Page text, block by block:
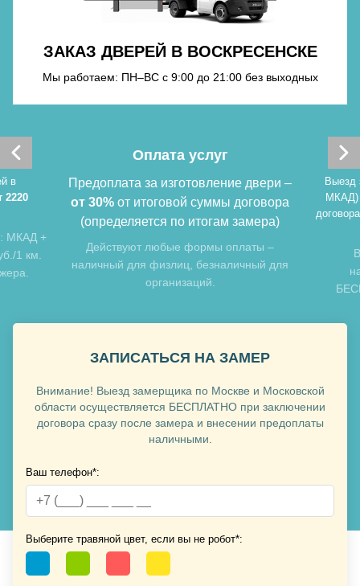
Хочу такую
Хочу такую
ЗАКАЗ ДВЕРЕЙ В ВОСКРЕСЕНСКЕ
Мы работаем: ПН–ВС с 9:00 до 21:00 без выходных
в
2220
МКАД +
1 км.
Оплата услуг
Предоплата за изготовление двери –
от 30% от итоговой суммы договора
(определяется по итогам замера)
Действуют любые формы оплаты –
наличный для физлиц, безналичный для
организаций.
Выезд
ЗАПИСАТЬСЯ НА ЗАМЕР
Внимание! Выезд замерщика по Москве и Московской
области осуществляется БЕСПЛАТНО при заключении
договора сразу после замера и внесении предоплаты
наличными.
Ваш телефон*:
Выберите травяной цвет, если вы не робот*: